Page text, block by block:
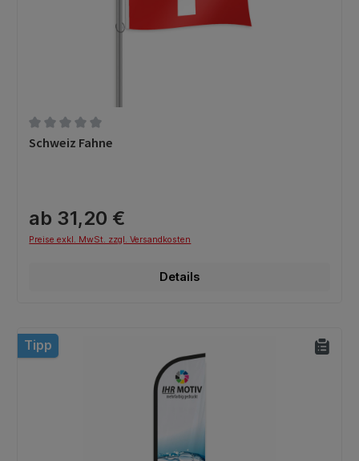
Durchschnittliche Bewertung von 0 von 5 Sternen
Schweiz Fahne
ab 31,20 €
Preise exkl. MwSt. zzgl. Versandkosten
Details
Tipp